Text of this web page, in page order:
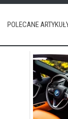
POLECANE